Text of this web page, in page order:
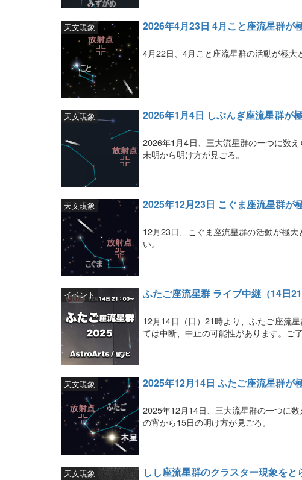
2026年4月23日 4月こと座流星群が
天文現象
4月22日、4月こと座流星群の活動が極大
2026年1月4日 しぶんぎ座流星群が
天文現象
2026年1月4日、三大流星群の一つに数
未明から明け方が見ごろ。
2025年12月23日 こぐま座流星群が
天文現象
12月23日、こぐま座流星群の活動が極
い。
ふたご座流星群 ライブ中継（14日21
イベント
12月14日（日）21時より、ふたご座流
ては中断、中止の可能性があります。ご
2025年12月14日 ふたご座流星群が
天文現象
2025年12月14日、三大流星群の一つに
の宵から15日の明け方が見ごろ。
しし座流星群のクラスター現象をと
天文現象